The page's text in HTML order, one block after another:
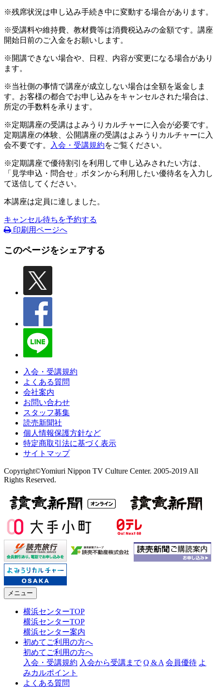
※残席状況は申し込み手続き中に変動する場合があります。
※受講料や維持費、教材費等は消費税込みの金額です。講座
開始日前のご入金をお願いします。
※開講できない場合や、日程、内容が変更になる場合があり
ます。
※当社側の事情で講座が成立しない場合は全額を返金しま
す。お客様の都合でお申し込みをキャンセルされた場合は、
所定の手数料を承ります。
※定期講座の受講はよみうりカルチャーに入会が必要です。
定期講座の体験、公開講座の受講はよみうりカルチャーに入
会不要です。
入会・受講規約をご覧ください。
※定期講座で優待割引を利用して申し込みされたい方は、
「見学申込・問合せ」ボタンから利用したい優待名を入力し
て送信してください。
本講座は定員に達しました。
キャンセル待ちを予約する
印刷用ページへ
このページをシェアする
入会・受講規約
よくある質問
会社案内
お問い合わせ
スタッフ募集
読売新聞社
個人情報保護方針など
特定商取引法に基づく表示
サイトマップ
Copyright©Yomiuri Nippon TV Culture Center. 2005-2019 All
Rights Reserved.
メニュー
横浜センターTOP
横浜センターTOP
横浜センター案内
初めてご利用の方へ
初めてご利用の方へ
入会・受講規約 入会から受講まで Q & A 会員優待 よ
みカルポイント
よくある質問